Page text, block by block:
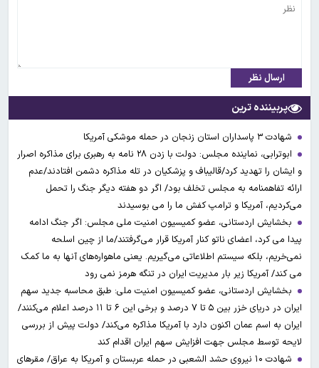
ارسال نظر
پربیننده ترین
شهادت ۳ ‌پاسداران استان زنجان در حمله موشکی آمریکا
ابوترابی، نماینده مجلس: دولت با زدن ۲۸ نامه به رهبری برای مذاکره اصرار
و ایشان را تهدید کرد/قالیباف و پزشکیان در تله مذاکره دشمن افتادند/عدم
ارائه تفاهمنامه به مجلس تخلف بود/ اگر دو هفته دیگر جنگ را تحمل
می‌کردیم، آمریکا و ترامپ کفش ما را می بوسیدند
بخشایش اردستانی، عضو کمیسیون امنیت ملی مجلس: اگر جنگ ادامه
پیدا می کرد، اعضای ناتو کنار آمریکا قرار می‌گرفتند/ما از چین اسلحه
نمی‌خریم، بلکه سیستم اطلاعاتی می‌گیریم. یعنی ماهواره‌های آنها به ما کمک
می کند/ آمریکا زیر بار مدیریت ایران در تنگه هرمز نمی رود
بخشایش اردستانی، عضو کمیسیون امنیت ملی: طبق محاسبه جدید سهم
ایران در دریای خزر بین ۵ تا ۷ درصد و برخی این ۶ تا ۱۱ درصد اعلام می‌کنند/
ایران به اسم عمان اکنون دارد با آمریکا مذاکره می‌کند/ دولت پیش از بررسی
لایحه توسط مجلس جهت افزایش سهم ایران اقدام کند
شهادت ۱۰ نیروی حشد الشعبی در حمله عربستان و آمریکا به عراق/ مقرهای